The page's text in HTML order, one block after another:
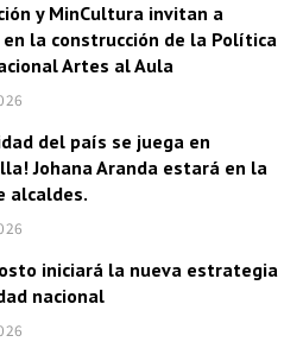
y MinCultura invitan a
la construcción de la Política
Artes al Aula
del país se juega en
Johana Aranda estará en la
alcaldes.
iniciará la nueva estrategia
nacional